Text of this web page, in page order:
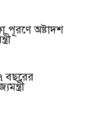
পূরণে অষ্টাদশ
বছরের